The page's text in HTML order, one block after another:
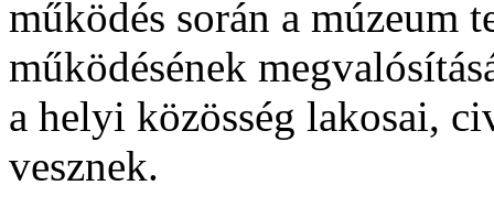
működés során a múzeum
működésének
a helyi közösség lakosai,
vesznek.